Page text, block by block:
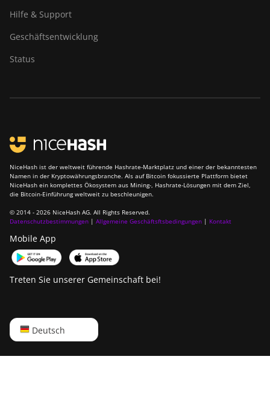
Hilfe & Support
Geschäftsentwicklung
Status
NiceHash ist der weltweit führende Hashrate-Marktplatz und einer der bekanntesten
Namen in der Kryptowährungsbranche. Als auf Bitcoin fokussierte Plattform bietet
NiceHash ein komplettes Ökosystem aus Mining-, Hashrate-Lösungen mit dem Ziel,
die Bitcoin-Einführung weltweit zu beschleunigen.
© 2014 - 2026 NiceHash AG. All Rights Reserved.
Datenschutzbestimmungen | Allgemeine Geschäftsftsbedingungen | Kontakt
Mobile App
Treten Sie unserer Gemeinschaft bei!
Deutsch
English